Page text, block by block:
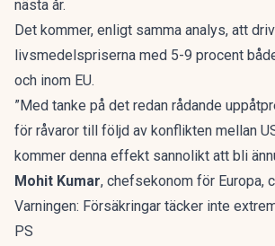
nästa år.
Det kommer, enligt samma analys, att
livsmedelspriserna med 5-9 procent
och inom EU.
”Med tanke på det redan rådande
för råvaror till följd av konflikten mellan
kommer denna effekt sannolikt att bli
Mohit Kumar, chefsekonom för Europa,
Varningen: Försäkringar täcker inte
PS